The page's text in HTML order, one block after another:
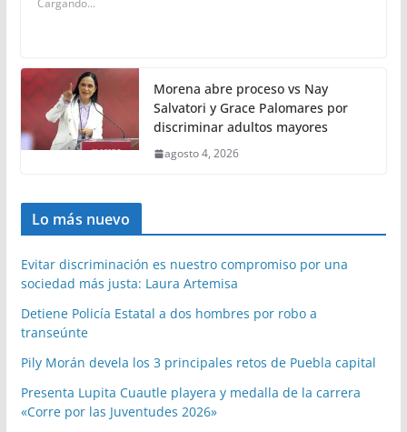
Cargando...
Morena abre proceso vs Nay
Salvatori y Grace Palomares por
discriminar adultos mayores
agosto 4, 2026
Lo más nuevo
Evitar discriminación es nuestro compromiso por una
sociedad más justa: Laura Artemisa
Detiene Policía Estatal a dos hombres por robo a
transeúnte
Pily Morán devela los 3 principales retos de Puebla capital
Presenta Lupita Cuautle playera y medalla de la carrera
«Corre por las Juventudes 2026»